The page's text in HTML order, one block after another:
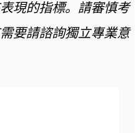
現的指標。請審慎考
要請諮詢獨立專業意